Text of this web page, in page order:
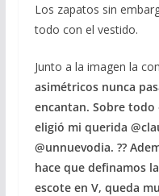
Los zapatos sin
todo con el vestido.
Junto a la imagen la
asimétricos nunca
encantan. Sobre
eligió mi querida
@unnuevodia. ??
hace que definamos
escote en V, queda